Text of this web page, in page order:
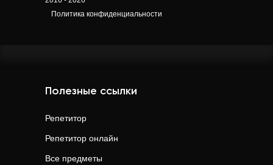
Политика конфиденциальности
Полезные ссылки
Репетитор
Репетитор онлайн
Все предметы